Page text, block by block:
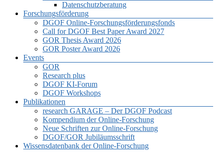
Datenschutzberatung
Forschungsförderung
DGOF Online-Forschungsförderungsfonds
Call for DGOF Best Paper Award 2027
GOR Thesis Award 2026
GOR Poster Award 2026
Events
GOR
Research plus
DGOF KI-Forum
DGOF Workshops
Publikationen
research GARAGE – Der DGOF Podcast
Kompendium der Online-Forschung
Neue Schriften zur Online-Forschung
DGOF/GOR Jubiläumsschrift
Wissensdatenbank der Online-Forschung